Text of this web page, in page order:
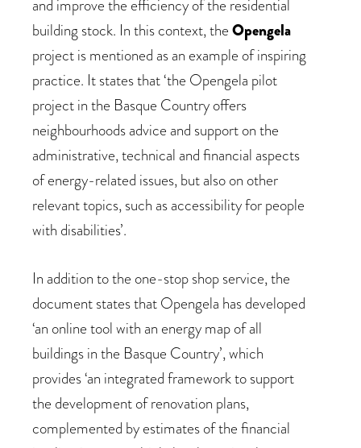
and improve the efficiency of the residential
building stock. In this context, theOpengela
project is mentioned as an example of inspiring
practice. It states that ‘the Opengela pilot
project in the Basque Country offers
neighbourhoods advice and support on the
administrative, technical and financial aspects
of energy-related issues, but also on other
relevant topics, such as accessibility for people
with disabilities’.
In addition to the one-stop shop service, the
document states that Opengela has developed
‘an online tool with an energy map of all
buildings in the Basque Country’, which
provides ‘an integrated framework to support
the development of renovation plans,
complemented by estimates of the financial